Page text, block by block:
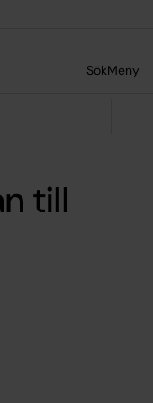
SökMeny
till